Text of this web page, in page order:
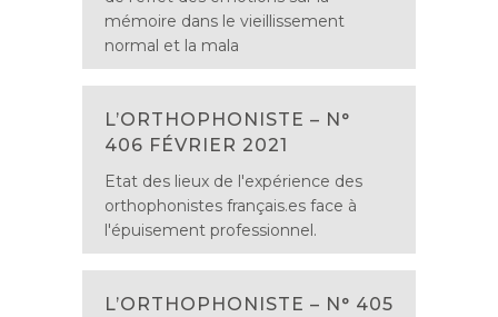
mémoire dans le vieillissement
normal et la mala
L’ORTHOPHONISTE – N°
406 FÉVRIER 2021
Etat des lieux de l'expérience des
orthophonistes français.es face à
l'épuisement professionnel.
L’ORTHOPHONISTE – N° 405